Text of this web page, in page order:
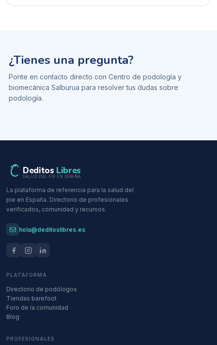
¿Tienes una pregunta?
Ponte en contacto directo con Centro de podología y
biomecánica Salburua para resolver tus dudas sobre
podología.
Deditos Libres
SALUD DEL PIE EN ESPAÑA
La plataforma de referencia para la salud del
pie en España. Directorio de profesionales
verificados, comunidad y recursos.
hola@deditoslibres.es
PLATAFORMA
Directorio de podólogos
Tiendas barefoot
Foro de la comunidad
Blog
PROFESIONALES